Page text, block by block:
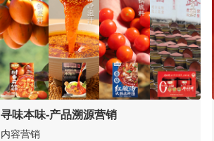
寻味本味-产品溯源营销
内容营销